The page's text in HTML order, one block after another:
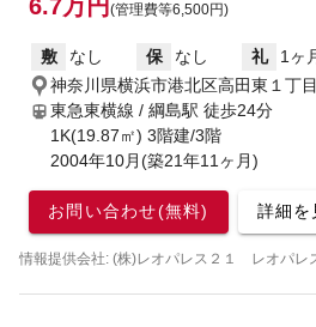
6.7万円 (管理費等6,500円)
敷 なし 保 なし 礼
1ヶ
神奈川県横浜市港北区高田東１丁目
東急東横線 / 綱島駅 徒歩24分
1K(19.87㎡) 3階建/3階
2004年10月(築21年11ヶ月)
お問い合わせ(無料) 詳細を
情報提供会社: (株)レオパレス２１ レオパレ